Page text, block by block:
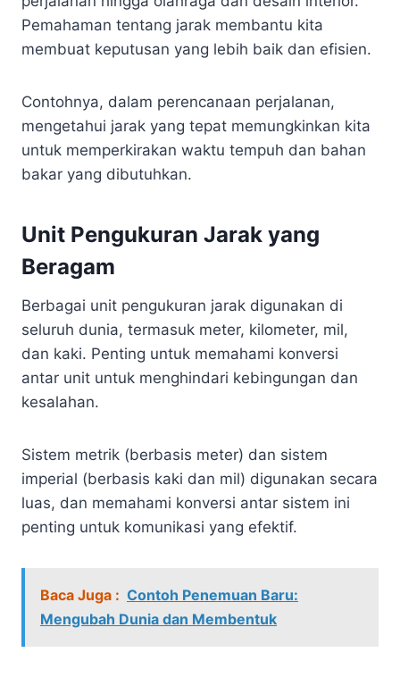
Pemahaman tentang jarak membantu kita
membuat keputusan yang lebih baik dan efisien.
Contohnya, dalam perencanaan perjalanan,
mengetahui jarak yang tepat memungkinkan kita
untuk memperkirakan waktu tempuh dan bahan
bakar yang dibutuhkan.
Unit Pengukuran Jarak yang
Beragam
Berbagai unit pengukuran jarak digunakan di
seluruh dunia, termasuk meter, kilometer, mil,
dan kaki. Penting untuk memahami konversi
antar unit untuk menghindari kebingungan dan
kesalahan.
Sistem metrik (berbasis meter) dan sistem
imperial (berbasis kaki dan mil) digunakan secara
luas, dan memahami konversi antar sistem ini
penting untuk komunikasi yang efektif.
Baca Juga : Contoh Penemuan Baru:
Mengubah Dunia dan Membentuk